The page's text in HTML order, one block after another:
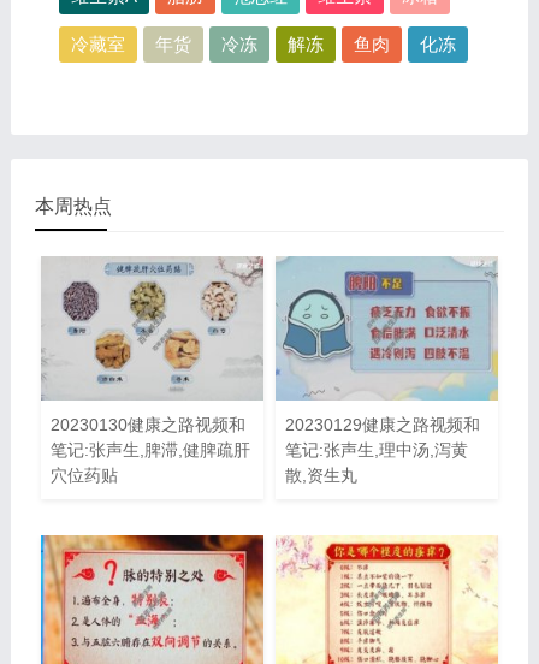
冷藏室 年货 冷冻 解冻 鱼肉 化冻
本周热点
20230130健康之路视频和
笔记:张声生,脾滞,健脾疏肝
穴位药贴
20230129健康之路视频和
笔记:张声生,理中汤,泻黄
散,资生丸